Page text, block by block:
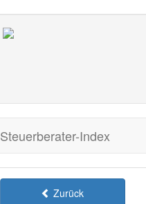
Steuerberater-Index
Zurück